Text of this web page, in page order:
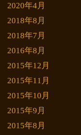
2020年4月
2018年8月
2018年7月
2016年8月
2015年12月
2015年11月
2015年10月
2015年9月
2015年8月